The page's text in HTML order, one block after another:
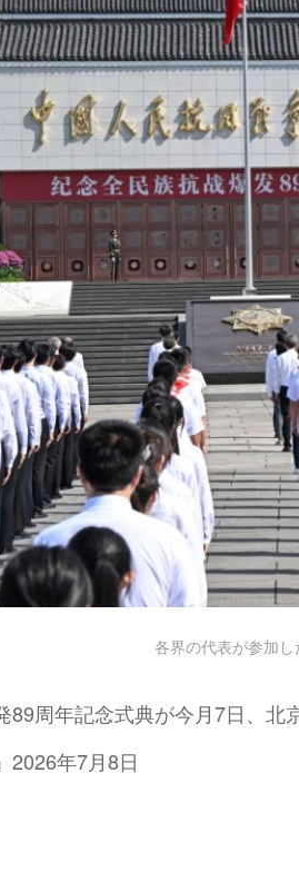
各界の代表が参加
89周年記念式典が今月7日、
2026年7月8日